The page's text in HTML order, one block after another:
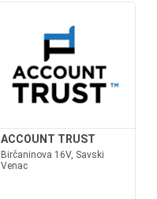
ACCOUNT TRUST
Birčaninova 16V, Savski
Venac